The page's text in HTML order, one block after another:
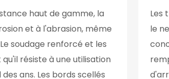
haut de gamme, la
et à l'abrasion, même
soudage renforcé et les
résiste à une utilisation
ans. Les bords scellés
Les
le